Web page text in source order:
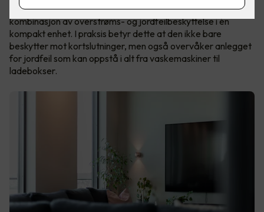
Acti9 iC65 RCBO er ikke bare en sikring det er en
kombinasjon av overstrøms- og jordfeilbeskyttelse i én
kompakt enhet. I praksis betyr dette at den ikke bare
beskytter mot kortslutninger, men også overvåker anlegget
for jordfeil som kan oppstå i alt fra vaskemaskiner til
ladebokser.